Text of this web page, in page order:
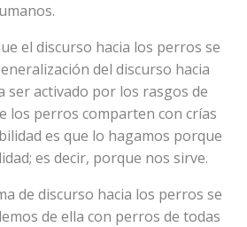
el discurso hacia los perros se
del discurso hacia
ser activado por los rasgos de
los perros comparten con crías
es que lo hagamos porque
es decir, porque nos sirve.
de discurso hacia los perros se
de ella con perros de todas